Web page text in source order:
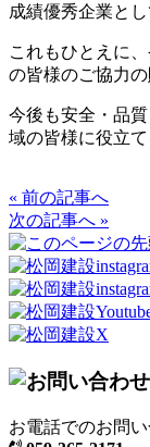
成績優秀企業と
これもひとえに
の皆様のご協力
今後も安全・品
域の皆様に役立
« 前の記事へ
次の記事へ »
お電話でのお問